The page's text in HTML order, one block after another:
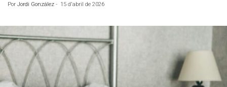
Por Jordi González - 15 d'abril de 2026